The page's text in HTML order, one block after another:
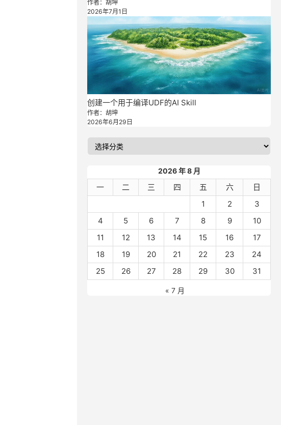
作者：胡坤
2026年7月1日
创建一个用于编译UDF的AI Skill
作者：胡坤
2026年6月29日
2026 年 8 月
一 二 三 四 五 六
日
1
2
3
4
5 6 7 8 9
10
11
12 13 14 15 16
17
18
19 20 21 22 23
24
25
26 27 28 29 30 31
« 7 月